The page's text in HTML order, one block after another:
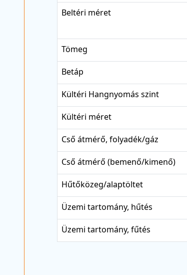
Beltéri méret
Tömeg
Betáp
Kültéri Hangnyomás szint
Kültéri méret
Cső átmérő, folyadék/gáz
Cső átmérő (bemenő/kimenő)
Hűtőközeg/alaptöltet
Üzemi tartomány, hűtés
Üzemi tartomány, fűtés